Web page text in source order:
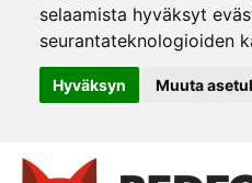
selaamista hyväksyt
seurantateknologioiden
Hyväksyn Muuta